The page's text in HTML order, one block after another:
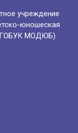
учреждение
юношеская
(ГОБУК МОДЮБ)